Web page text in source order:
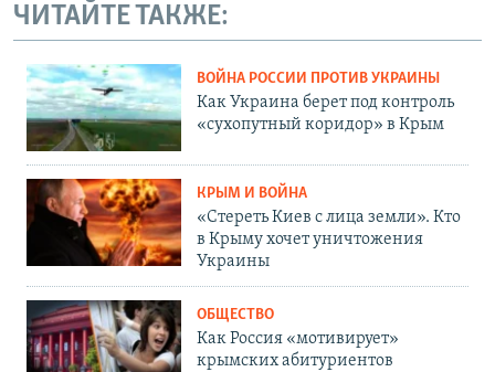
ЧИТАЙТЕ ТАКЖЕ:
ВОЙНА РОССИИ ПРОТИВ УКРАИНЫ
Как Украина берет под контроль
«сухопутный коридор» в Крым
КРЫМ И ВОЙНА
«Стереть Киев с лица земли». Кто
в Крыму хочет уничтожения
Украины
ОБЩЕСТВО
Как Россия «мотивирует»
крымских абитуриентов